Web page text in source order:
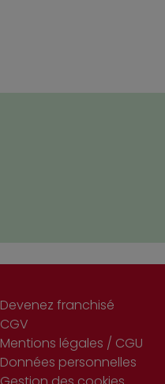
Devenez franchisé
CGV
Mentions légales / CGU
Données personnelles